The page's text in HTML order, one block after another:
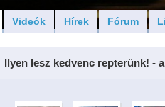
Videók Hírek Fórum
Ilyen lesz kedvenc repterünk! -